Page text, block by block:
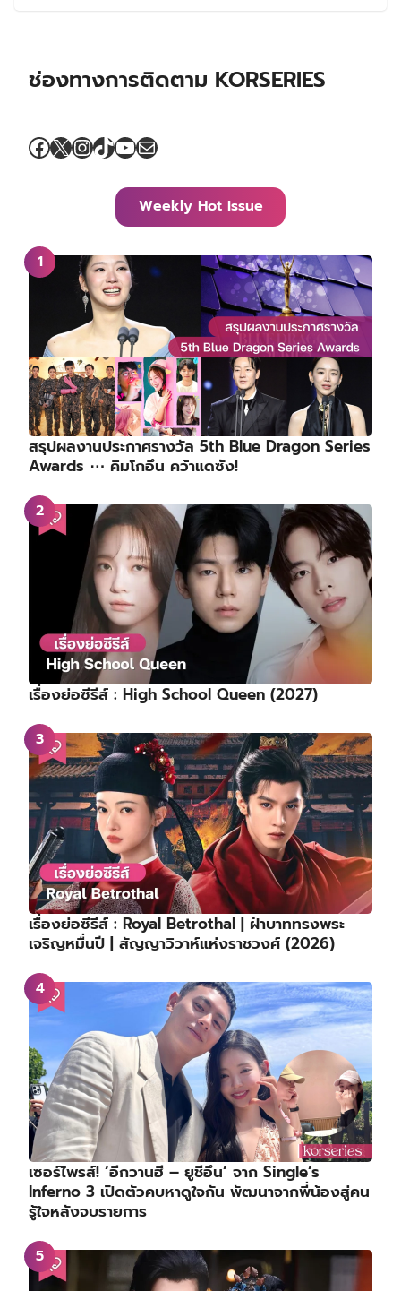
ช่องทางการติดตาม KORSERIES
Facebook
X Instagram
TikTok
YouTube
Mail
Weekly Hot Issue
สรุปผลงานประกาศรางวัล 5th Blue Dragon Series
Awards ⋯ คิมโกอึน คว้าแดซัง!
เรื่องย่อซีรีส์ : High School Queen (2027)
เรื่องย่อซีรีส์ : Royal Betrothal | ฝ่าบาททรงพระ
เจริญหมื่นปี | สัญญาวิวาห์แห่งราชวงศ์ (2026)
เซอร์ไพรส์! ‘อีกวานฮี – ยูชีอึน’ จาก Single’s
Inferno 3 เปิดตัวคบหาดูใจกัน พัฒนาจากพี่น้องสู่คน
รู้ใจหลังจบรายการ